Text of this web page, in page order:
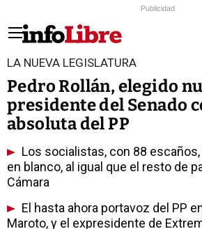
Publicidad
LA NUEVA LEGISLATURA
Pedro Rollán, elegido
presidente del Senado
absoluta del PP
Los socialistas, con 88
en blanco, al igual que el resto de
Cámara
El hasta ahora portavoz del PP
Maroto, y el expresidente de